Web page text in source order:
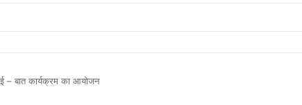
से किसानों में उत्साह, नैनो डीएपी और नैनो यूरिया बने किसानों के भरोसेमंद कृषि साथी…..
‘ई – बात कार्यक्रम का आयोजन